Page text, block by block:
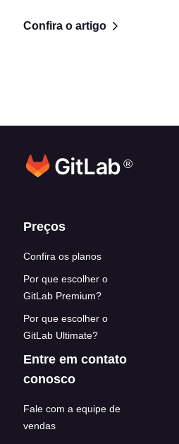
Confira o artigo
®
Footer links
Preços
Confira os planos
Por que escolher o
GitLab Premium?
Por que escolher o
GitLab Ultimate?
Entre em contato
conosco
Fale com a equipe de
vendas